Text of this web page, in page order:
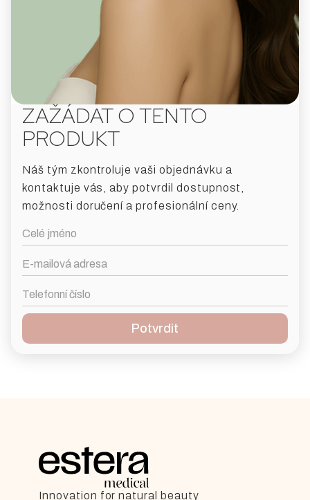
ZAŽÁDAT O TENTO
PRODUKT
Náš tým zkontroluje vaši objednávku a
kontaktuje vás, aby potvrdil dostupnost,
možnosti doručení a profesionální ceny.
Innovation for natural beauty